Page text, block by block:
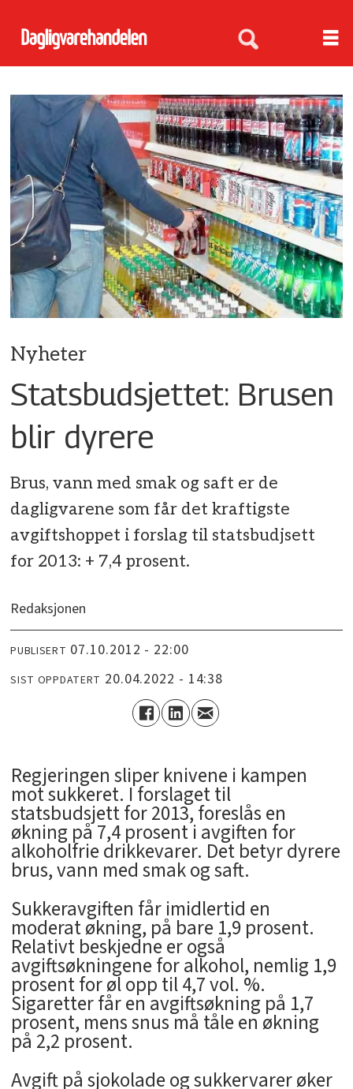
Nyheter
Statsbudsjettet: Brusen
blir dyrere
Brus, vann med smak og saft er de
dagligvarene som får det kraftigste
avgiftshoppet i forslag til statsbudjsett
for 2013: + 7,4 prosent.
Redaksjonen
PUBLISERT 07.10.2012 - 22:00
SIST OPPDATERT 20.04.2022 - 14:38
Regjeringen sliper knivene i kampen
mot sukkeret. I forslaget til
statsbudsjett for 2013, foreslås en
økning på 7,4 prosent i avgiften for
alkoholfrie drikkevarer. Det betyr dyrere
brus, vann med smak og saft.
Sukkeravgiften får imidlertid en
moderat økning, på bare 1,9 prosent.
Relativt beskjedne er også
avgiftsøkningene for alkohol, nemlig 1,9
prosent for øl opp til 4,7 vol. %.
Sigaretter får en avgiftsøkning på 1,7
prosent, mens snus må tåle en økning
på 2,2 prosent.
Avgift på sjokolade og sukkervarer øker